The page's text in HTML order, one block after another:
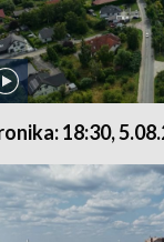
18:30,